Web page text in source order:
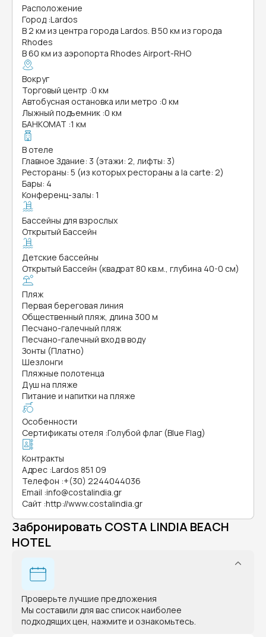
Расположение
Город :Lardos
В 2 км из центра города Lardos. В 50 км из города
Rhodes
В 60 км из аэропорта Rhodes Airport-RHO
Вокруг
Торговый центр :0 км
Автобусная остановка или метро :0 км
Лыжный подъемник :0 км
БАНКОМАТ :1 км
В отеле
Главное Здание: 3 (этажи: 2, лифты: 3)
Рестораны: 5 (из которых рестораны a la carte: 2)
Бары: 4
Конференц-залы: 1
Бассейны для взрослых
Открытый Бассейн
Детские бассейны
Открытый Бассейн (квадрат 80 кв.м., глубина 40-0 см)
Пляж
Первая береговая линия
Общественный пляж, длина 300 м
Песчано-галечный пляж
Песчано-галечный вход в воду
Зонты (Платно)
Шезлонги
Пляжные полотенца
Душ на пляже
Питание и напитки на пляже
Особенности
Сертификаты отеля :Голубой флаг (Blue Flag)
Контракты
Адрес :Lardos 851 09
Телефон :+(30) 2244044036
Email :info@costalindia.gr
Сайт :http://www.costalindia.gr
Забронировать COSTA LINDIA BEACH
HOTEL
Проверьте лучшие предложения
Мы составили для вас список наиболее
подходящих цен, нажмите и ознакомьтесь.